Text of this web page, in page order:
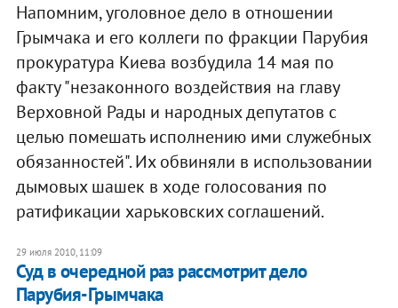
Напомним, уголовное дело в отношении
Грымчака и его коллеги по фракции Парубия
прокуратура Киева возбудила 14 мая по
факту "незаконного воздействия на главу
Верховной Рады и народных депутатов с
целью помешать исполнению ими служебных
обязанностей". Их обвиняли в использовании
дымовых шашек в ходе голосования по
ратификации харьковских соглашений.
29 июля 2010, 11:09
Суд в очередной раз рассмотрит дело
Парубия-Грымчака